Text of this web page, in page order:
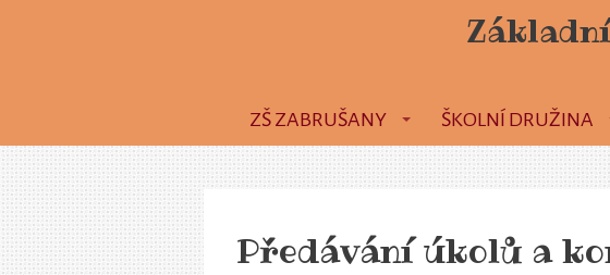
ZŠ ZABRUŠANY ŠKOLNÍ DRUŽINA
Předávání úkolů a